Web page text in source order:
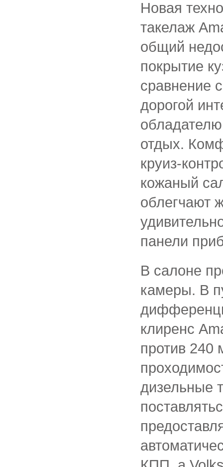
Новая
такелаж
общий
покрытие
сравнение
дорогой
отдых.
круиз-
кожаный
облегчают
панели
В салоне
камеры. В
клиренс
против 240
дизельные